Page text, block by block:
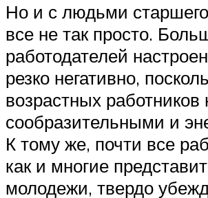
Но и с людьми
все не так просто.
работодателей
резко негативно,
возрастных
сообразительными и
К тому же, почти все
как и многие
молодежи, твердо